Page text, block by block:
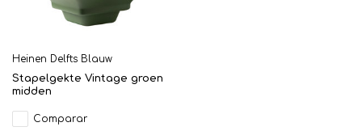
Heinen Delfts Blauw
Stapelgekte Vintage groen
midden
Comparar